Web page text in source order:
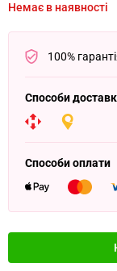
Немає в наявності
100%
Способи
Способи оплати